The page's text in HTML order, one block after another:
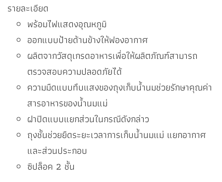
รายละเอียด
พร้อมไฟแสดงอุณหภูมิ
ออกแบบป้ายด้านข้างให้ฟองอากาศ
ผลิตจากวัสดุเกรดอาหารเพื่อให้ผลิตภัณฑ์สามารถ
ตรวจสอบความปลอดภัยได้
ความมืดแบบทึบแสงของถุงเก็บน้ำนมช่วยรักษาคุณค่า
สารอาหารของน้ำนมแม่
ฝาปิดแบบแยกส่วนในกรณีดังกล่าว
ถุงชั้นช่วยยืดระยะเวลาการเก็บน้ำนมแม่ แยกอากาศ
และส่วนประกอบ
ซิปล็อค 2 ชั้น